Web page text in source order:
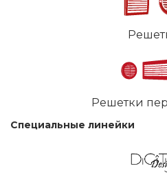
Решетки
Специальные линейки